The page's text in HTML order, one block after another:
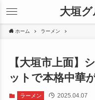
大垣
ホーム ラーメン
【大垣市上面】
ットで本格中華
ラーメン 2025.04.07